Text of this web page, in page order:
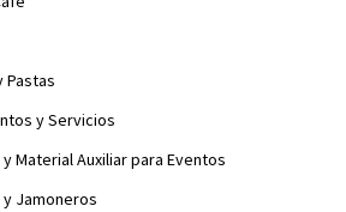
Pastas
y Servicios
Material Auxiliar para Eventos
y Jamoneros